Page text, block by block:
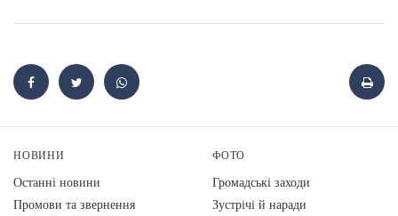
НОВИНИ
Останні новини
Промови та звернення
ФОТО
Громадські заходи
Зустрічі й наради